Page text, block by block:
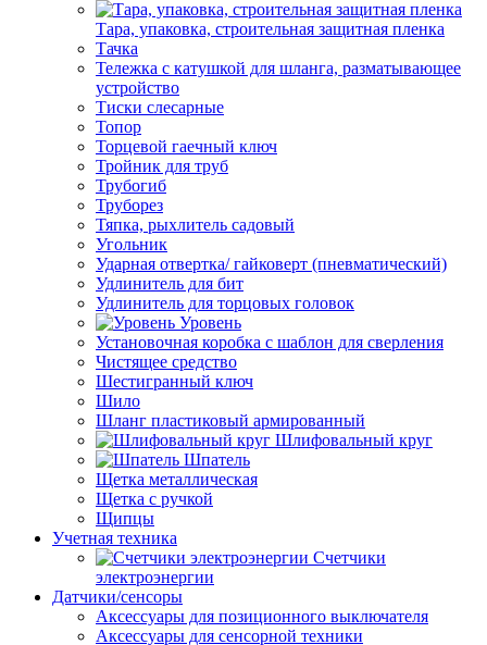
Тара, упаковка, строительная защитная пленка
Тачка
Тележка с катушкой для шланга, разматывающее
устройство
Тиски слесарные
Топор
Торцевой гаечный ключ
Тройник для труб
Трубогиб
Труборез
Тяпка, рыхлитель садовый
Угольник
Ударная отвертка/ гайковерт (пневматический)
Удлинитель для бит
Удлинитель для торцовых головок
Уровень
Установочная коробка с шаблон для сверления
Чистящее средство
Шестигранный ключ
Шило
Шланг пластиковый армированный
Шлифовальный круг
Шпатель
Щетка металлическая
Щетка с ручкой
Щипцы
Учетная техника
Счетчики
электроэнергии
Датчики/сенсоры
Аксессуары для позиционного выключателя
Аксессуары для сенсорной техники